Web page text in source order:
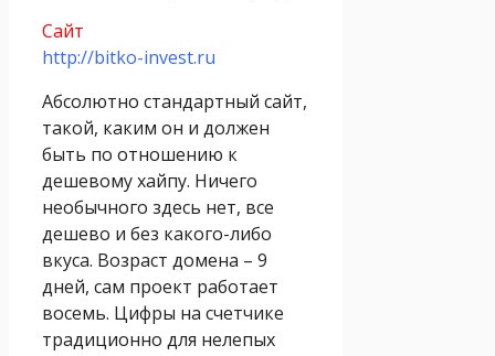
Сайт
http://bitko-invest.ru
Абсолютно стандартный сайт,
такой, каким он и должен
быть по отношению к
дешевому хайпу. Ничего
необычного здесь нет, все
дешево и без какого-либо
вкуса. Возраст домена – 9
дней, сам проект работает
восемь. Цифры на счетчике
традиционно для нелепых